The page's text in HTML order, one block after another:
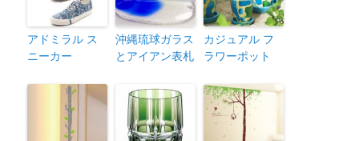
アドミラル ス
ニーカー
沖縄琉球ガラス
とアイアン表札
カジュアル フ
ラワーポット